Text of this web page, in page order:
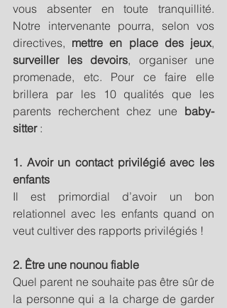
vous absenter en toute tranquillité.
Notre intervenante pourra, selon vos
directives, mettre en place des jeux
surveiller les devoirs, organiser une
promenade, etc. Pour ce faire elle
brillera par les 10 qualités que les
parents recherchent chez une baby-
sitter :
1. Avoir un contact privilégié avec les
enfants
Il est primordial d’avoir un bon
relationnel avec les enfants quand on
veut cultiver des rapports privilégiés !
2. Être une nounou fiable
Quel parent ne souhaite pas être sûr de
la personne qui a la charge de garder